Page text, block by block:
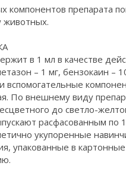
компонентов препарата
животных.
в 1 мл в качестве
– 1 мг, бензокаин –
вспомогательные
По внешнему виду
до светло-
расфасованным по
укупоренные
упакованные в